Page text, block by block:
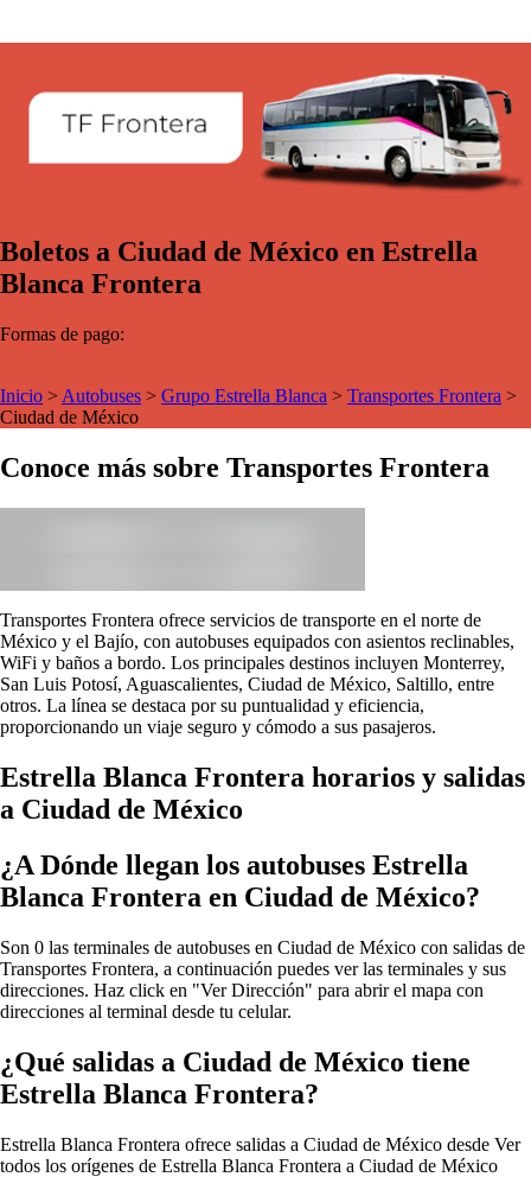
Boletos a Ciudad de México en Estrella
Blanca Frontera
Formas de pago:
Inicio > Autobuses > Grupo Estrella Blanca > Transportes Frontera >
Ciudad de México
Conoce más sobre Transportes Frontera
Transportes Frontera ofrece servicios de transporte en el norte de
México y el Bajío, con autobuses equipados con asientos reclinables,
WiFi y baños a bordo. Los principales destinos incluyen Monterrey,
San Luis Potosí, Aguascalientes, Ciudad de México, Saltillo, entre
otros. La línea se destaca por su puntualidad y eficiencia,
proporcionando un viaje seguro y cómodo a sus pasajeros.
Estrella Blanca Frontera horarios y salidas
a Ciudad de México
¿A Dónde llegan los autobuses Estrella
Blanca Frontera en Ciudad de México?
Son 0 las terminales de autobuses en Ciudad de México con salidas de
Transportes Frontera, a continuación puedes ver las terminales y sus
direcciones. Haz click en "Ver Dirección" para abrir el mapa con
direcciones al terminal desde tu celular.
¿Qué salidas a Ciudad de México tiene
Estrella Blanca Frontera?
Estrella Blanca Frontera ofrece salidas a Ciudad de México desde Ver
todos los orígenes de Estrella Blanca Frontera a Ciudad de México